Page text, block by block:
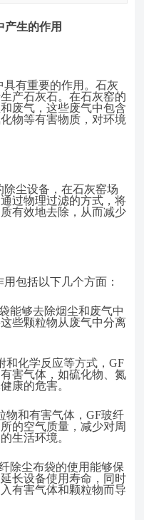
产生的作用
有重要的作用。石灰
产石灰石。在石灰窑的
废气，这些废气中包含
物等有害物质，对环境
尘设备，在石灰窑场
过物理过滤的方式，将
有效地去除，从而减少
包括以下几个方面：
能够去除烟尘和废气中
些颗粒物从废气中分离
和化学反应等方式，GF
害气体，如硫化物、氮
康的危害。
物和有害气体，GF玻纤
的空气质量，减少对周
生活环境。
除尘布袋的使用能够保
长设备使用寿命，同时
有害气体和颗粒物而导